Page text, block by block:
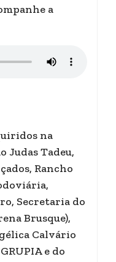
a
na
Judas Tadeu,
Rancho
Secretaria do
Brusque),
Calvário
e do